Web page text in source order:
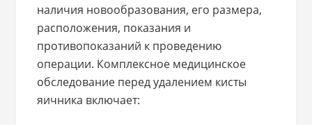
наличия новообразования, его размера,
расположения, показания и
противопоказаний к проведению
операции. Комплексное медицинское
обследование перед удалением кисты
яичника включает: